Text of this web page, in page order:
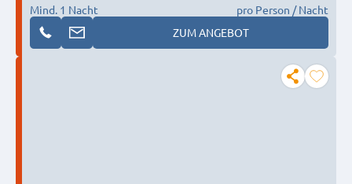
Mind. 1 Nacht
pro Person / Nacht
ZUM ANGEBOT